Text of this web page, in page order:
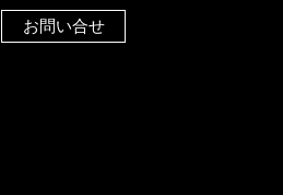
お問い合せ